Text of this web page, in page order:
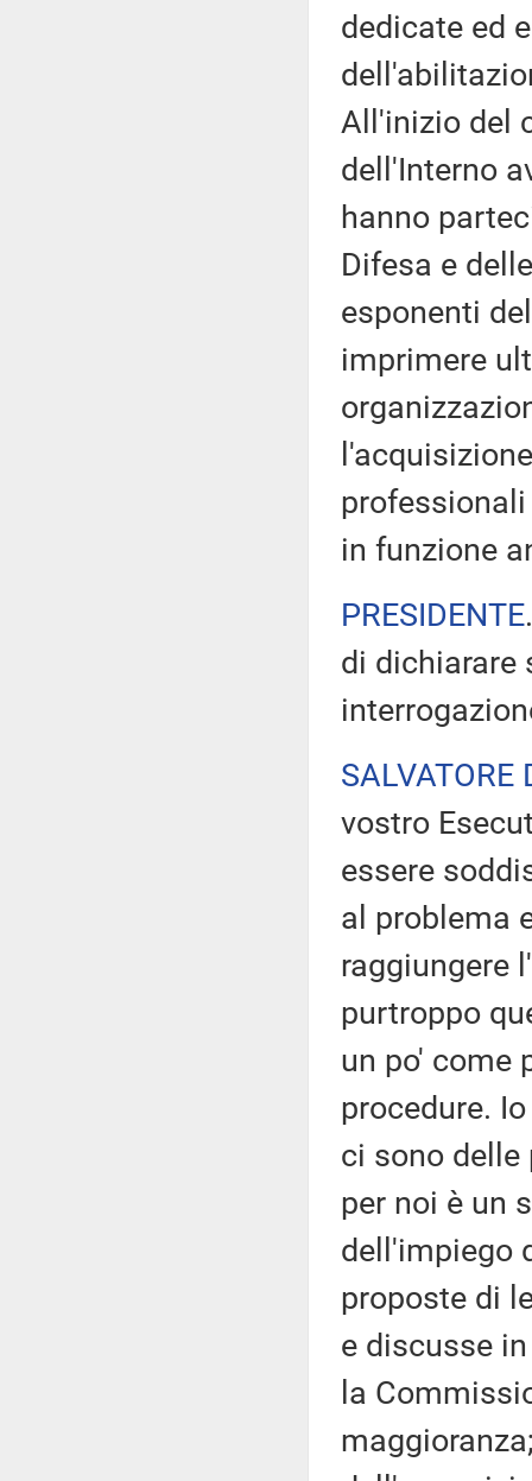
dedicate ed
All'inizio del
dell'Interno
hanno
Difesa e
esponenti
imprimere
in funzione
PRESIDENTE
di dichiarare
SALVATORE
vostro
essere
al problema
raggiungere
purtroppo
un po' come
procedure.
ci sono delle
per noi è un
dell'impiego
proposte di
e discusse
la